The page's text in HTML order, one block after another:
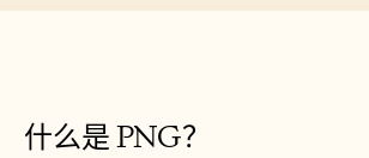
什么是 PNG？
文档模板
Industry